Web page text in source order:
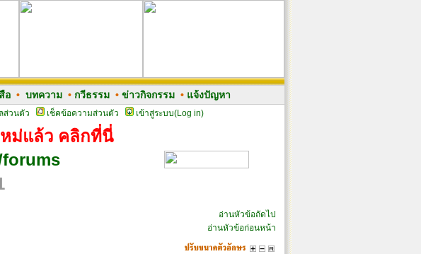
อ• บทความ• กวีธรรม• ข่าวกิจกรรม• แจ้งปัญหา
ส่วนตัว เช็คข้อความส่วนตัว เข้าสู่ระบบ(Log in)
หม่แล้ว คลิกที่นี่
อ่านหัวข้อถัดไป
อ่านหัวข้อก่อนหน้า